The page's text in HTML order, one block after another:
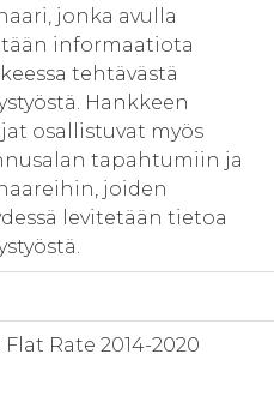
jonka avulla
informaatiota
tehtävästä
Hankkeen
osallistuvat myös
tapahtumiin ja
joiden
levitetään tietoa
Flat Rate 2014-2020